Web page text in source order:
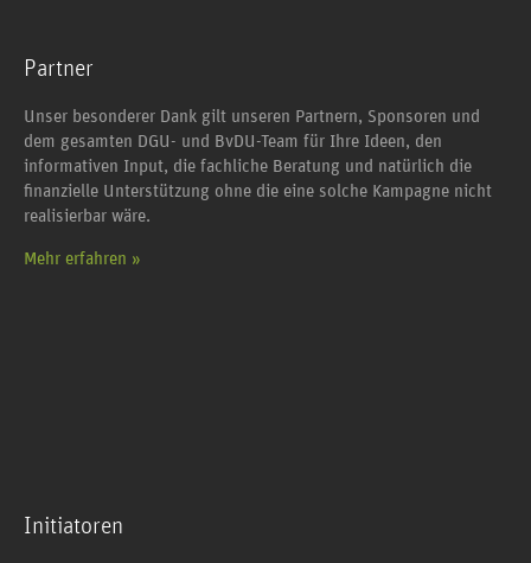
Partner
Unser besonderer Dank gilt unseren Partnern, Sponsoren und
dem gesamten DGU- und BvDU-Team für Ihre Ideen, den
informativen Input, die fachliche Beratung und natürlich die
finanzielle Unterstützung ohne die eine solche Kampagne nicht
realisierbar wäre.
Mehr erfahren »
Initiatoren